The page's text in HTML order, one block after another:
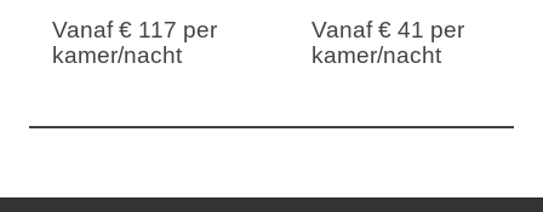
Vanaf € 117 per
kamer/nacht
Vanaf € 41 per
kamer/nacht